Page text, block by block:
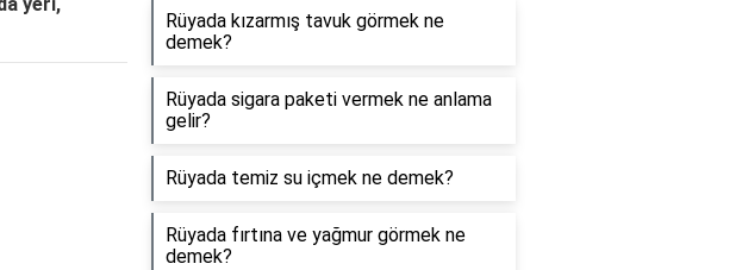
Rüyada kızarmış tavuk görmek ne
demek?
Rüyada sigara paketi vermek ne anlama
gelir?
Rüyada temiz su içmek ne demek?
Rüyada fırtına ve yağmur görmek ne
demek?